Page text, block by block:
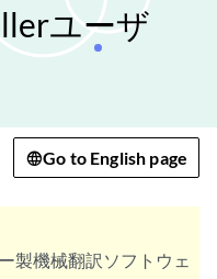
ユーザ
Go to English page
製機械翻訳ソフトウェ